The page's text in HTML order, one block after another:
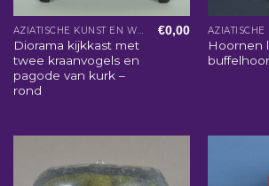
Diorama kijkkast met
twee kraanvogels en
pagode van kurk –
rond
€0,00
Hoornen